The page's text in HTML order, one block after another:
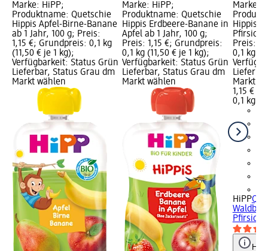
Marke: HiPP;
Produktname: Quetschie
Hippis Apfel-Birne-Banane
ab 1 Jahr, 100 g; Preis:
1,15 €; Grundpreis: 0,1 kg
(11,50 € je 1 kg);
Verfügbarkeit: Status Grün
Lieferbar, Status Grau dm
Markt wählen
Marke: HiPP;
Produktname: Quetschie
Hippis Erdbeere-Banane in
Apfel ab 1 Jahr, 100 g;
Preis: 1,15 €; Grundpreis:
0,1 kg (11,50 € je 1 kg);
Verfügbarkeit: Status Grün
Lieferbar, Status Grau dm
Markt wählen
Marke:
Hippis
Pfirsich
Preis:
0,1 kg
Markt
1,15 €
0,1 kg
HiPP
Pfirsich